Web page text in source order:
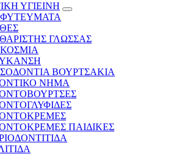
ΥΓΙΕΙΝΗ
ΓΛΩΣΣΑΣ
ΒΟΥΡΤΣΑΚΙΑ
ΝΗΜΑ
ΠΑΙΔΙΚΕΣ